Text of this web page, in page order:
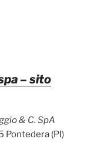
– sito
& C. SpA
Pontedera (PI)